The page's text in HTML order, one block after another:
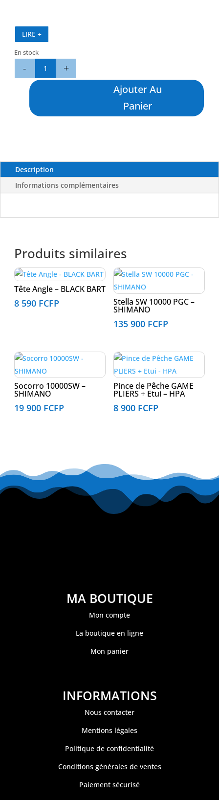
LIRE +
En stock
Ajouter Au
Panier
Description
Informations complémentaires
Produits similaires
Tête Angle – BLACK BART
8 590 FCFP Stella SW 10000 PGC –
SHIMANO
135 900 FCFP
Socorro 10000SW –
SHIMANO
19 900 FCFP
Pince de Pêche GAME
PLIERS + Etui – HPA
8 900 FCFP
MA BOUTIQUE
Mon compte
La boutique en ligne
Mon panier
INFORMATIONS
Nous contacter
Mentions légales
Politique de confidentialité
Conditions générales de ventes
Paiement sécurisé